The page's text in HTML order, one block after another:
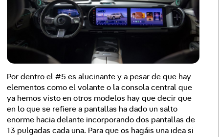
Por dentro el #5 es alucinante y a pesar de que hay
elementos como el volante o la consola central que
ya hemos visto en otros modelos hay que decir que
en lo que se refiere a pantallas ha dado un salto
enorme hacia delante incorporando dos pantallas de
13 pulgadas cada una. Para que os hagáis una idea si